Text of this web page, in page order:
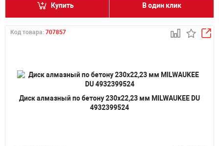
Купить В один клик
Код товара: 707857
Диск алмазный по бетону 230х22,23 мм MILWAUKEE DU
4932399524